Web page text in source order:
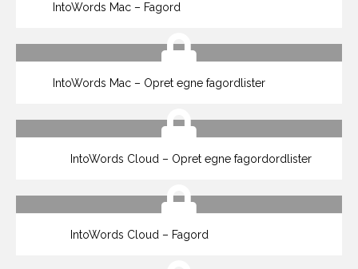
IntoWords Mac – Fagord
IntoWords Mac – Opret egne fagordlister
IntoWords Cloud – Opret egne fagordordlister
IntoWords Cloud – Fagord